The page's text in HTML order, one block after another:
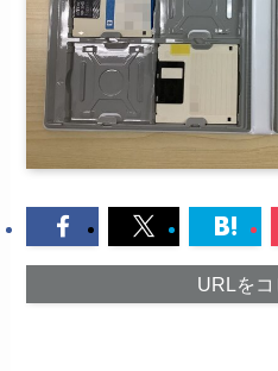
URLを